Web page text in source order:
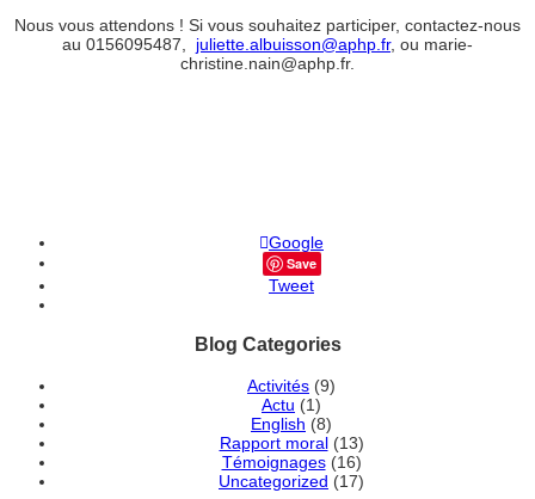
Nous vous attendons ! Si vous souhaitez participer, contactez-nous
au 0156095487, juliette.albuisson@aphp.fr, ou marie-
christine.nain@aphp.fr.
Google
Save
Tweet
Blog Categories
Activités (9)
Actu (1)
English (8)
Rapport moral(13)
Témoignages(16)
Uncategorized (17)